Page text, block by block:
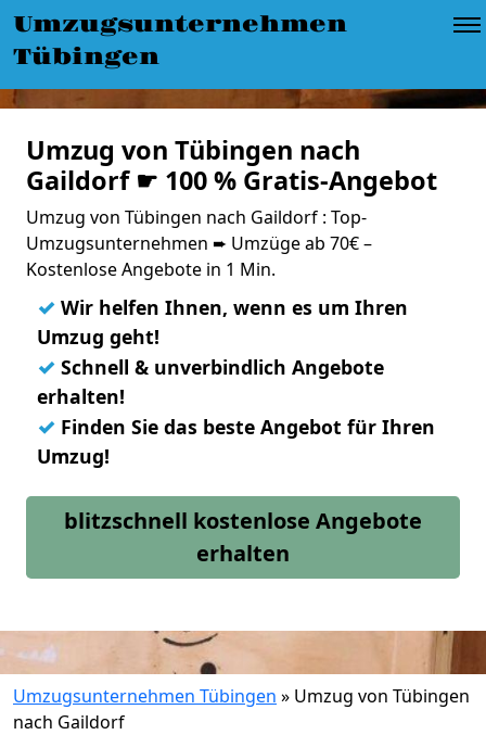
Umzugsunternehmen
Tübingen
Umzug von Tübingen nach
Gaildorf ☛ 100 % Gratis-Angebot
Umzug von Tübingen nach Gaildorf : Top-
Umzugsunternehmen ➨ Umzüge ab 70€ –
Kostenlose Angebote in 1 Min.
✓ Wir helfen Ihnen, wenn es um Ihren
Umzug geht!
✓ Schnell & unverbindlich Angebote
erhalten!
✓ Finden Sie das beste Angebot für Ihren
Umzug!
blitzschnell kostenlose Angebote
erhalten
Umzugsunternehmen Tübingen » Umzug von Tübingen
nach Gaildorf